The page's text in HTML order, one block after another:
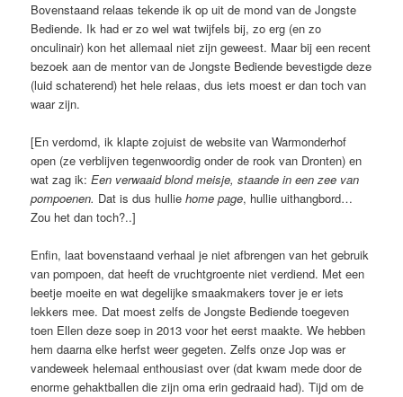
Bovenstaand relaas tekende ik op uit de mond van de Jongste
Bediende. Ik had er zo wel wat twijfels bij, zo erg (en zo
onculinair) kon het allemaal niet zijn geweest. Maar bij een recent
bezoek aan de mentor van de Jongste Bediende bevestigde deze
(luid schaterend) het hele relaas, dus iets moest er dan toch van
waar zijn.
[En verdomd, ik klapte zojuist de website van Warmonderhof
open (ze verblijven tegenwoordig onder de rook van Dronten) en
wat zag ik:Een verwaaid blond meisje, staande in een zee van
pompoenen. Dat is dus hulliehome page, hullie uithangbord…
Zou het dan toch?..]
Enfin, laat bovenstaand verhaal je niet afbrengen van het gebruik
van pompoen, dat heeft de vruchtgroente niet verdiend. Met een
beetje moeite en wat degelijke smaakmakers tover je er iets
lekkers mee. Dat moest zelfs de Jongste Bediende toegeven
toen Ellen deze soep in 2013 voor het eerst maakte. We hebben
hem daarna elke herfst weer gegeten. Zelfs onze Jop was er
vandeweek helemaal enthousiast over (dat kwam mede door de
enorme gehaktballen die zijn oma erin gedraaid had). Tijd om de